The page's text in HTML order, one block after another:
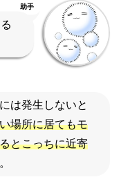
助手
は発生しないと
場所に居てもモ
とこっちに近寄